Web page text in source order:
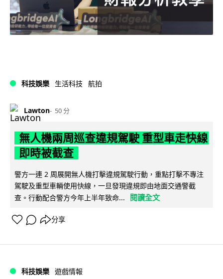
科技娛樂 生活科技 航拍
Lawton 50 分
無人機兩周巡查違規駕駛 重型車走快線
即時被截查
警方一連 2 周展開無人機打擊違規駕駛行動，重點打擊不專注
駕駛及重型車輛使用快線，一旦發現違規即由地面交通警截
查。行動配合警方今年上半年致命...
閱讀全文
分享
科技娛樂 遊戲情報